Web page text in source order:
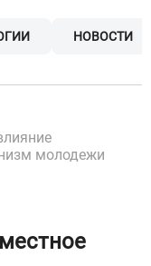
НОВОСТИ
молодежи